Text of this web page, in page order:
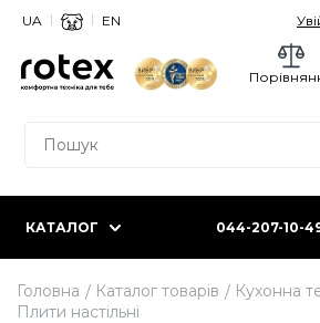
UA EN
КАТАЛОГ 044-207-10-
Головна Каталог товарів
Кухонна
Плити настільні